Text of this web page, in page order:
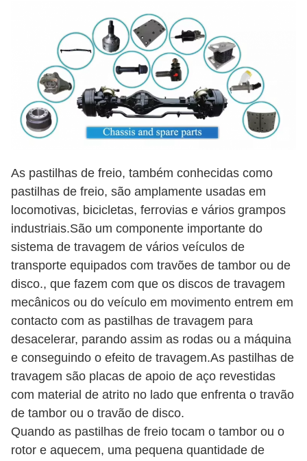
As pastilhas de freio, também conhecidas como
pastilhas de freio, são amplamente usadas em
locomotivas, bicicletas, ferrovias e vários grampos
industriais.São um componente importante do
sistema de travagem de vários veículos de
transporte equipados com travões de tambor ou de
disco., que fazem com que os discos de travagem
mecânicos ou do veículo em movimento entrem em
contacto com as pastilhas de travagem para
desacelerar, parando assim as rodas ou a máquina
e conseguindo o efeito de travagem.As pastilhas de
travagem são placas de apoio de aço revestidas
com material de atrito no lado que enfrenta o travão
de tambor ou o travão de disco.
Quando as pastilhas de freio tocam o tambor ou o
rotor e aquecem, uma pequena quantidade de